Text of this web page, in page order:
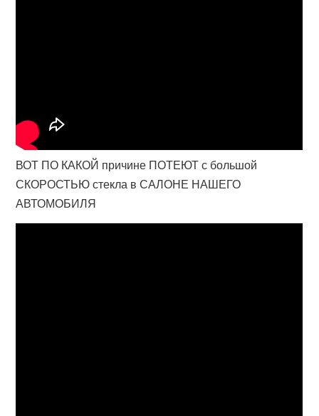
ВОТ ПО КАКОЙ причине ПОТЕЮТ с большой
СКОРОСТЬЮ стекла в САЛОНЕ НАШЕГО
АВТОМОБИЛЯ